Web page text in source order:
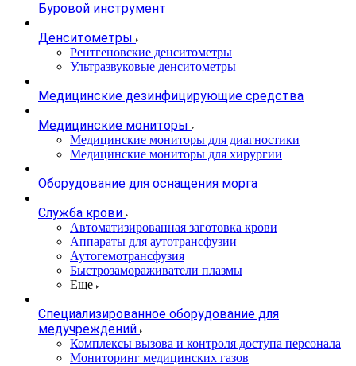
Буровой инструмент
Денситометры
Рентгеновские денситометры
Ультразвуковые денситометры
Медицинские дезинфицирующие средства
Медицинские мониторы
Медицинские мониторы для диагностики
Медицинские мониторы для хирургии
Оборудование для оснащения морга
Служба крови
Автоматизированная заготовка крови
Аппараты для аутотрансфузии
Аутогемотрансфузия
Быстрозамораживатели плазмы
Еще
Специализированное оборудование для
медучреждений
Комплексы вызова и контроля доступа персонала
Мониторинг медицинских газов